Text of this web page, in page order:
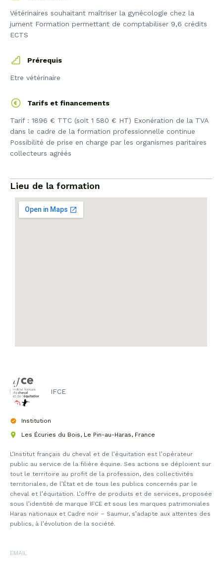
Vétérinaires souhaitant maîtriser la gynécologie chez la
jument Formation permettant de comptabiliser 9,6 crédits
ECTS
Prérequis
Etre vétérinaire
Tarifs et financements
Tarif : 1896 € TTC (soit 1 580 € HT) Exonération de la TVA
dans le cadre de la formation professionnelle continue
Possibilité de prise en charge par les organismes paritaires
collecteurs agréés
Lieu de la formation
IFCE
Institution
Les Écuries du Bois, Le Pin-au-Haras, France
L’Institut français du cheval et de l’équitation est l’opérateur
public au service de la filière équine. Ses actions se déploient sur
tout le territoire au profit de la profession, des collectivités
territoriales, de l’État et de tous les publics concernés par le
cheval et l’équitation. L’offre de produits et de services, proposée
sous l’identité de marque IFCE et sous les marques patrimoniales
Haras nationaux et Cadre noir – Saumur, s’adapte aux attentes des
publics, à l’évolution de la société.
EMAIL